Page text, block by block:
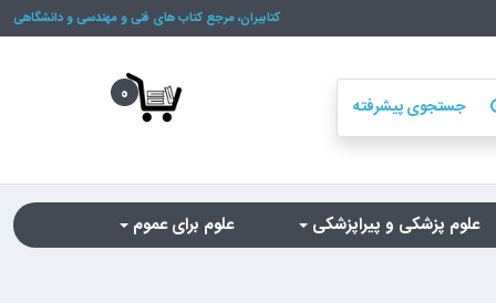
کتابیران، مرجع کتاب های فنی و مهندسی و دانشگاهی
جستجوی پیشرفته
0
علوم پزشکی و پیراپزشکی علوم برای عموم